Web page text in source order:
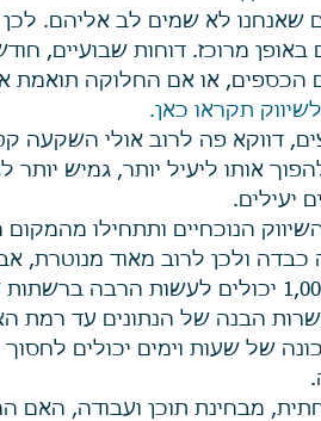
שאנחנו לא שמים לב אליהם.
מרוכז. דוחות שבועיים,
הכספים, או אם החלוקה תואמת
תקראו כאן.
דווקא פה לרוב אולי השקעה
אותו ליעיל יותר, גמיש יותר
יעילים.
הנוכחיים ותתחילו
כבדה ולכן לרוב מאוד מנוטרת,
הבנה של הנתונים עד רמת
של שעות וימים יכולים לחסוך
מבחינת תוכן ועבודה, האם